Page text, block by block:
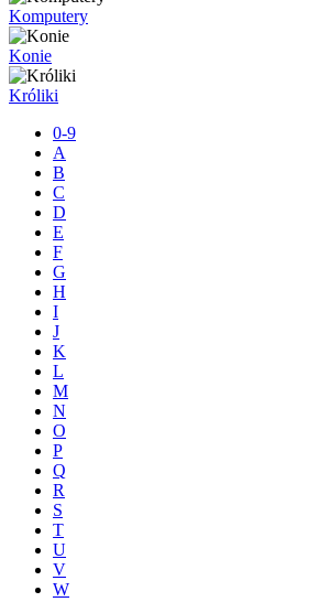
Komputery
Konie
Króliki
0-9
A
B
C
D
E
F
G
H
I
J
K
L
M
N
O
P
Q
R
S
T
U
V
W